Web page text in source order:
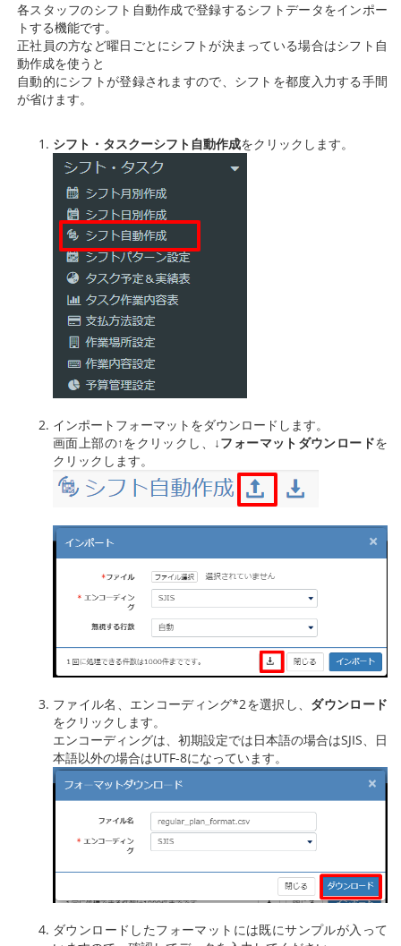
各スタッフのシフト自動作成で登録するシフトデータをインポー
トする機能です。
正社員の方など曜日ごとにシフトが決まっている場合はシフト自
動作成を使うと
自動的にシフトが登録されますので、シフトを都度入力する手間
が省けます。
シフト・タスクーシフト自動作成をクリックします。
インポートフォーマットをダウンロードします。
画面上部の↑をクリックし、
↓フォーマットダウンロードを
クリックします。
ファイル名、エンコーディング*2を選択し、 ダウンロード
をクリックします。
エンコーディングは、初期設定では日本語の場合はSJIS、日
本語以外の場合はUTF-8になっています。
ダウンロードしたフォーマットには既にサンプルが入って